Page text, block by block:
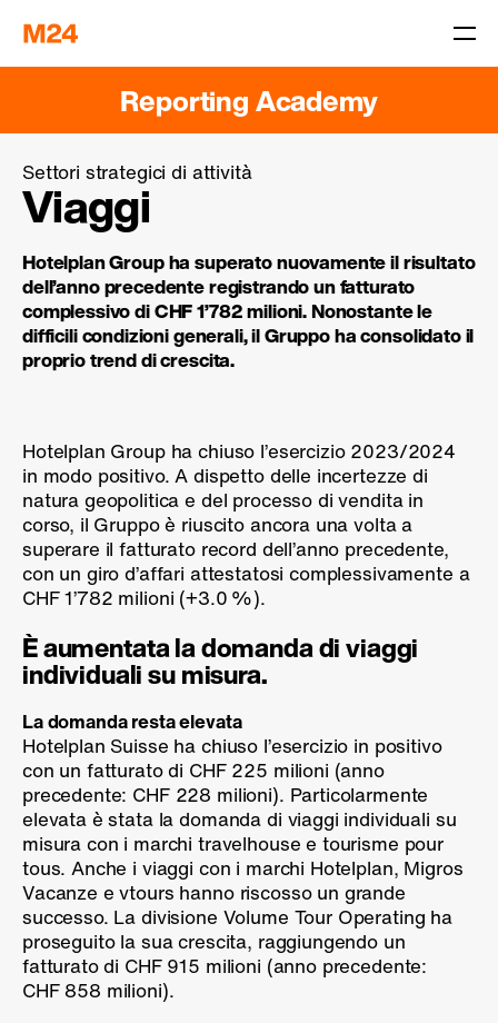
Reporting Academy
Settori strategici di attività
Viaggi
Hotelplan Group ha superato nuovamente il risultato
dell’anno precedente registrando un fatturato
complessivo di CHF 1’782 milioni. Nonostante le
difficili condizioni generali, il Gruppo ha consolidato il
proprio trend di crescita.
Hotelplan Group ha chiuso l’esercizio 2023/2024
in modo positivo. A dispetto delle incertezze di
natura geopolitica e del processo di vendita in
corso, il Gruppo è riuscito ancora una volta a
superare il fatturato record dell’anno precedente,
con un giro d’affari attestatosi complessivamente a
CHF 1’782 milioni (+3.0 %).
È aumentata la domanda di viaggi
individuali su misura.
La domanda resta elevata
Hotelplan Suisse ha chiuso l’esercizio in positivo
con un fatturato di CHF 225 milioni (anno
precedente: CHF 228 milioni). Particolarmente
elevata è stata la domanda di viaggi individuali su
misura con i marchi travelhouse e tourisme pour
tous. Anche i viaggi con i marchi Hotelplan, Migros
Vacanze e vtours hanno riscosso un grande
successo. La divisione Volume Tour Operating ha
proseguito la sua crescita, raggiungendo un
fatturato di CHF 915 milioni (anno precedente:
CHF 858 milioni).